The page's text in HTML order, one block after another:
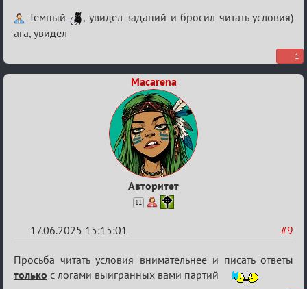
Re:
"Сумеречные
от
Темный
, увидел заданий и бросил читать условия)
ага, увидел
1
Macarena
Авторитет
11
#9
17.06.2025 15:15:01
Re:
"Сумеречные
Просьба читать условия внимательнее и писать ответы
только с логами выигранных вами партий